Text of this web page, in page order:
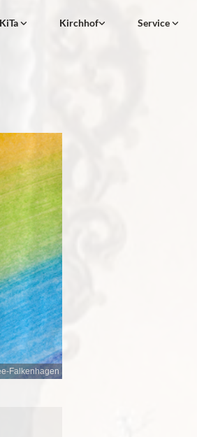
KiTa Kirchhof Service
Falkenhagen